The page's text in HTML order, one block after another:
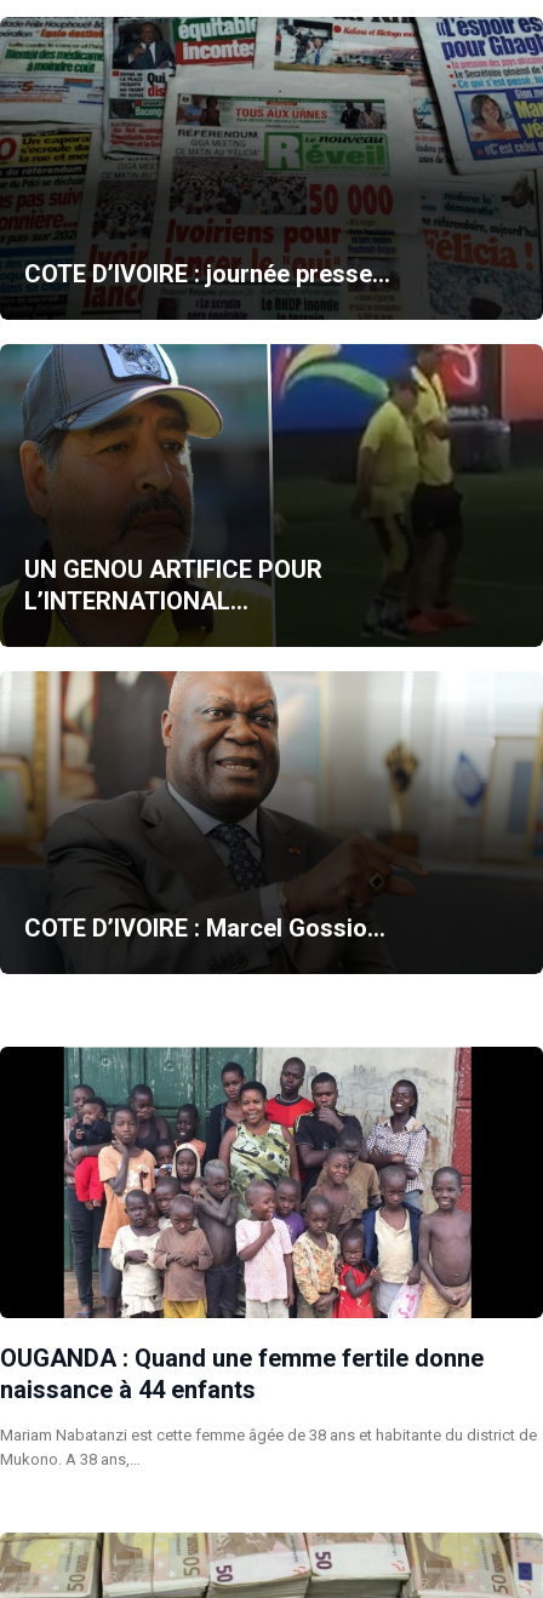
COTE D’IVOIRE : journée presse…
UN GENOU ARTIFICE POUR
L’INTERNATIONAL…
COTE D’IVOIRE : Marcel Gossio…
OUGANDA : Quand une femme fertile donne
naissance à 44 enfants
Mariam Nabatanzi est cette femme âgée de 38 ans et habitante du district de
Mukono. A 38 ans,…